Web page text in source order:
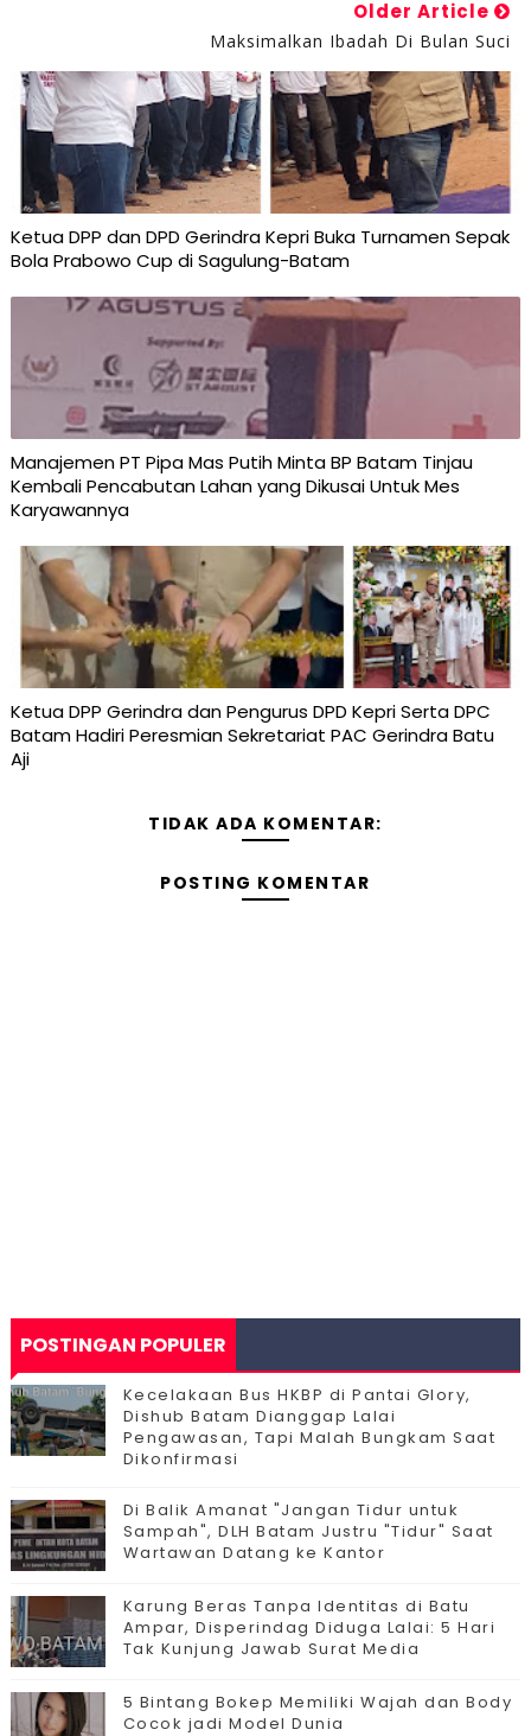
Older Article
Maksimalkan Ibadah Di Bulan Suci
Ketua DPP dan DPD Gerindra Kepri Buka Turnamen Sepak
Bola Prabowo Cup di Sagulung-Batam
Manajemen PT Pipa Mas Putih Minta BP Batam Tinjau
Kembali Pencabutan Lahan yang Dikusai Untuk Mes
Karyawannya
Ketua DPP Gerindra dan Pengurus DPD Kepri Serta DPC
Batam Hadiri Peresmian Sekretariat PAC Gerindra Batu
Aji
TIDAK ADA KOMENTAR:
POSTING KOMENTAR
POSTINGAN POPULER
Kecelakaan Bus HKBP di Pantai Glory,
Dishub Batam Dianggap Lalai
Pengawasan, Tapi Malah Bungkam Saat
Dikonfirmasi
Di Balik Amanat "Jangan Tidur untuk
Sampah", DLH Batam Justru "Tidur" Saat
Wartawan Datang ke Kantor
Karung Beras Tanpa Identitas di Batu
Ampar, Disperindag Diduga Lalai: 5 Hari
Tak Kunjung Jawab Surat Media
5 Bintang Bokep Memiliki Wajah dan Body
Cocok jadi Model Dunia